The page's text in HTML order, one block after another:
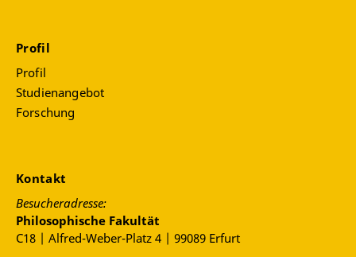
Profil
Profil
Studienangebot
Forschung
Kontakt
Besucheradresse:
Philosophische Fakultät
C18 | Alfred-Weber-Platz 4 | 99089 Erfurt